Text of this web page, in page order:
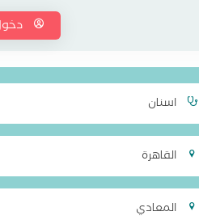
اسنان
القاهرة
المعادي